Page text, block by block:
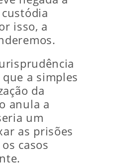
isso, a
a simples
da
anula a
um
as prisões
casos